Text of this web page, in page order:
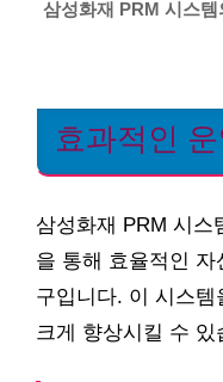
삼성화재 PRM 시스
효과적인
삼성화재 PRM 시스
을 통해 효율적인
구입니다. 이 시스
크게 향상시킬 수 있